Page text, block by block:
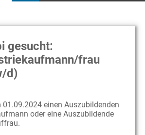
Funk
Über Uns
gesucht:
frau
d)
01.09.2024 einen Auszubildenden
oder eine Auszubildende